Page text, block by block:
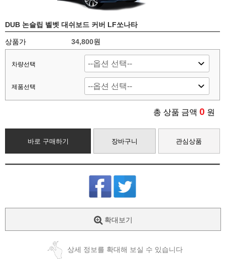
DUB 논슬립 벨벳 대쉬보드 커버 LF쏘나타
상품가 34,800원
차량선택
제품선택
총 상품 금액 0 원
바로 구매하기 장바구니 관심상품
확대보기
상세 정보를 확대해 보실 수 있습니다